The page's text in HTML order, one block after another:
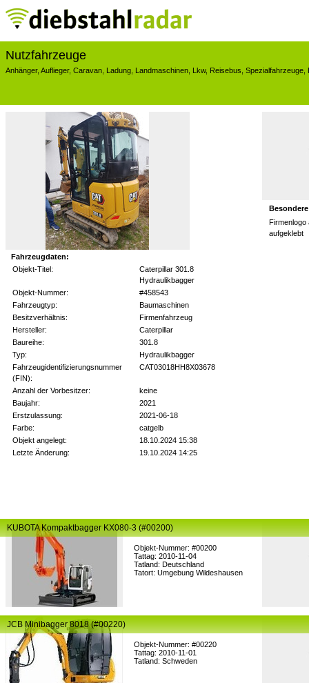
Nutzfahrzeuge
Anhänger, Auflieger, Caravan Ladung Landmaschinen Lkw, Reisebus Spezialfahrzeuge
Fahrzeugdaten:
Objekt-Titel:
Caterpillar 301.8
Hydraulikbagger
Objekt-Nummer:
#458543
Fahrzeugtyp:
Baumaschinen
Besitzverhältnis:
Firmenfahrzeug
Hersteller:
Caterpillar
Baureihe:
301.8
Typ:
Hydraulikbagger
Fahrzeugidentifizierungsnummer
(FIN):
CAT03018HH8X03678
Anzahl der Vorbesitzer:
keine
Baujahr:
2021
Erstzulassung:
2021-06-18
Farbe:
catgelb
Objekt angelegt:
18.10.2024 15:38
Letzte Änderung:
19.10.2024 14:25
Firmenlogo
aufgeklebt
Objekt-Nummer: #00200
Tattag: 2010-11-04
Tatland: Deutschland
Tatort: Umgebung Wildeshausen
KUBOTA Kompaktbagger KX080-3 (#00200)
Objekt-Nummer: #00220
Tattag: 2010-11-01
Tatland: Schweden
JCB Minibagger 8018 (#00220)